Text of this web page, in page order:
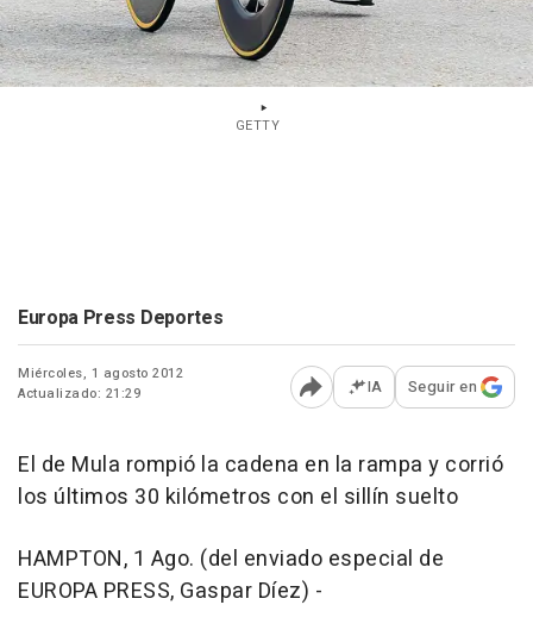
GETTY
Europa Press Deportes
Miércoles, 1 agosto 2012
Actualizado: 21:29
Abrir opciones para
IA Seguir en
El de Mula rompió la cadena en la rampa y corrió
los últimos 30 kilómetros con el sillín suelto
HAMPTON, 1 Ago. (del enviado especial de
EUROPA PRESS, Gaspar Díez) -